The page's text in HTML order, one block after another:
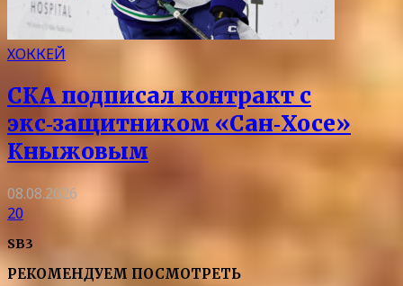
ХОККЕЙ
СКА подписал контракт с
экс‑защитником «Сан‑Хосе»
Кныжовым
08.08.2026
20
SB3
РЕКОМЕНДУЕМ ПОСМОТРЕТЬ